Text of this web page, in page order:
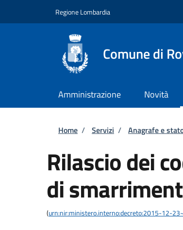
Regione Lombardia
Comune di
Amministrazione Novità
Briciole di
Home / Servizi / Anagrafe e
Rilascio dei
di
(urn:nir:ministero.interno:decreto:2015-12-